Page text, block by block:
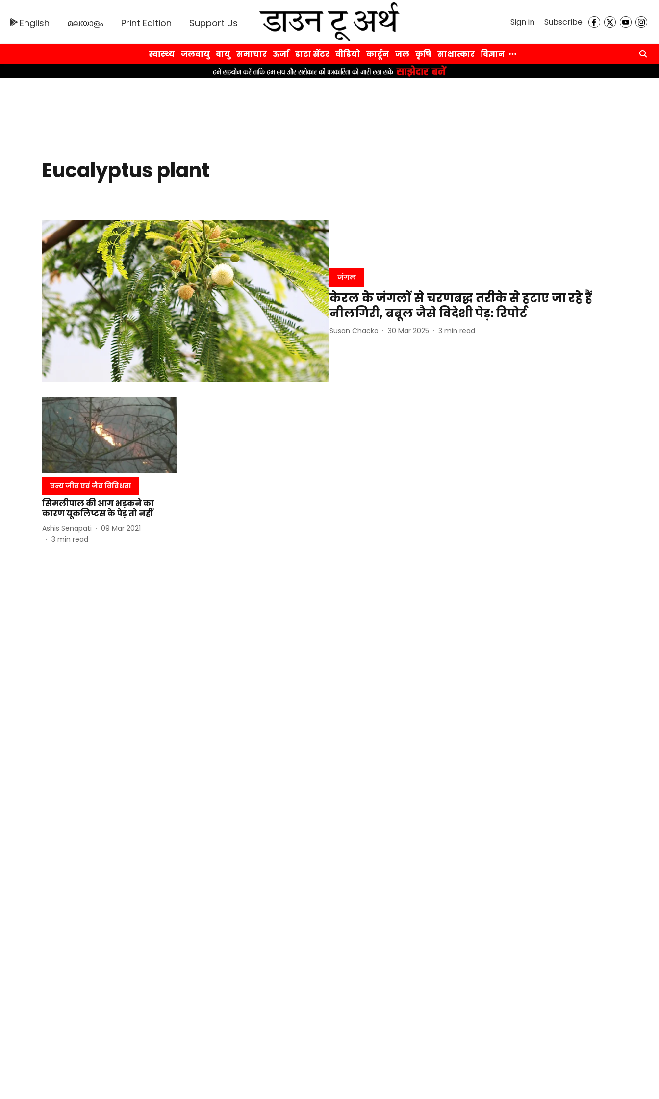
English മലയാളം Print Edition Support Us Sign in Subscribe
स्वास्थ्य जलवायु वायु समाचार ऊर्जा डाटा सेंटर वीडियो कार्टून जल कृषि साक्षात्कार विज्ञान
Eucalyptus plant
जंगल
केरल के जंगलों से चरणबद्ध तरीके से हटाए जा रहे हैं
नीलगिरी, बबूल जैसे विदेशी पेड़: रिपोर्ट
Susan Chacko 30 Mar 2025 3 min read
वन्य जीव एवं जैव विविधता
सिमलीपाल की आग भड़कने का
कारण यूकलिप्टस के पेड़ तो नहीं
Ashis Senapati
09 Mar 2021
3 min read